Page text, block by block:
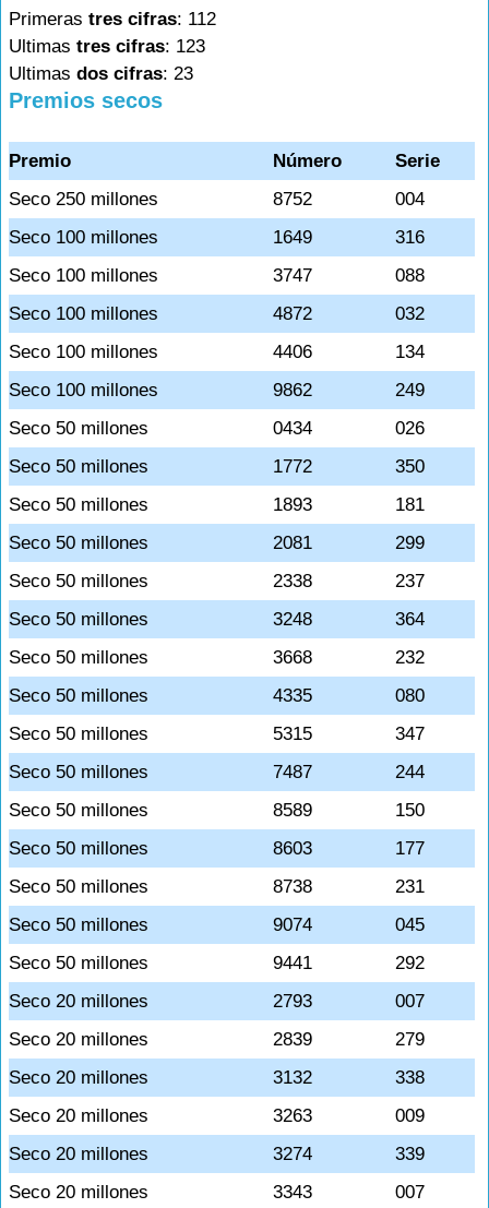
Primeras tres cifras: 112
Ultimas tres cifras: 123
Ultimas dos cifras: 23
Premios secos
Premio Número
Serie
Seco 250 millones
8752
004
Seco 100 millones
1649
316
Seco 100 millones
3747
088
Seco 100 millones
4872
032
Seco 100 millones
4406
134
Seco 100 millones
9862
249
Seco 50 millones
0434
026
Seco 50 millones
1772
350
Seco 50 millones
1893
181
Seco 50 millones
2081
299
Seco 50 millones
2338
237
Seco 50 millones
3248
364
Seco 50 millones
3668
232
Seco 50 millones
4335
080
Seco 50 millones
5315
347
Seco 50 millones
7487
244
Seco 50 millones
8589
150
Seco 50 millones
8603
177
Seco 50 millones
8738
231
Seco 50 millones
9074
045
Seco 50 millones
9441
292
Seco 20 millones
2793
007
Seco 20 millones
2839
279
Seco 20 millones
3132
338
Seco 20 millones
3263
009
Seco 20 millones
3274
339
Seco 20 millones
3343
007